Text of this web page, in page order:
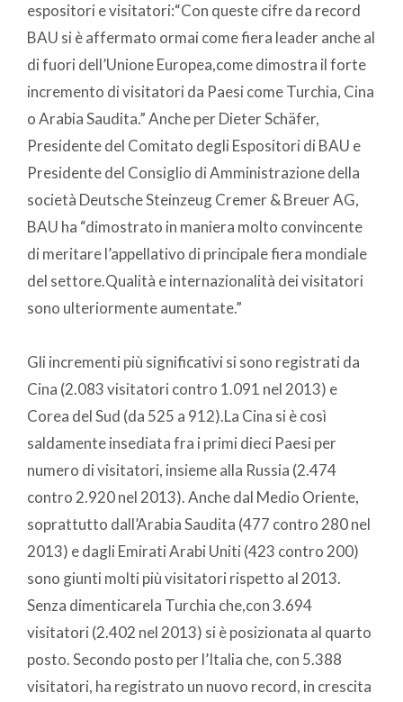
espositori e visitatori:“Con queste cifre da record
BAU si è affermato ormai come fiera leader anche al
di fuori dell’Unione Europea,come dimostra il forte
incremento di visitatori da Paesi come Turchia, Cina
o Arabia Saudita.” Anche per Dieter Schäfer,
Presidente del Comitato degli Espositori di BAU e
Presidente del Consiglio di Amministrazione della
società Deutsche Steinzeug Cremer & Breuer AG,
BAU ha “dimostrato in maniera molto convincente
di meritare l’appellativo di principale fiera mondiale
del settore.Qualità e internazionalità dei visitatori
sono ulteriormente aumentate.”
Gli incrementi più significativi si sono registrati da
Cina (2.083 visitatori contro 1.091 nel 2013) e
Corea del Sud (da 525 a 912).La Cina si è così
saldamente insediata fra i primi dieci Paesi per
numero di visitatori, insieme alla Russia (2.474
contro 2.920 nel 2013). Anche dal Medio Oriente,
soprattutto dall’Arabia Saudita (477 contro 280 nel
2013) e dagli Emirati Arabi Uniti (423 contro 200)
sono giunti molti più visitatori rispetto al 2013.
Senza dimenticarela Turchia che,con 3.694
visitatori (2.402 nel 2013) si è posizionata al quarto
posto. Secondo posto per l’Italia che, con 5.388
visitatori, ha registrato un nuovo record, in crescita